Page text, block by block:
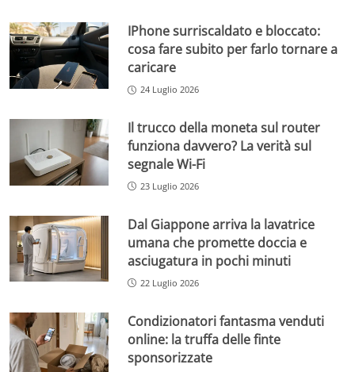
IPhone surriscaldato e bloccato:
cosa fare subito per farlo tornare a
caricare
24 Luglio 2026
Il trucco della moneta sul router
funziona davvero? La verità sul
segnale Wi-Fi
23 Luglio 2026
Dal Giappone arriva la lavatrice
umana che promette doccia e
asciugatura in pochi minuti
22 Luglio 2026
Condizionatori fantasma venduti
online: la truffa delle finte
sponsorizzate